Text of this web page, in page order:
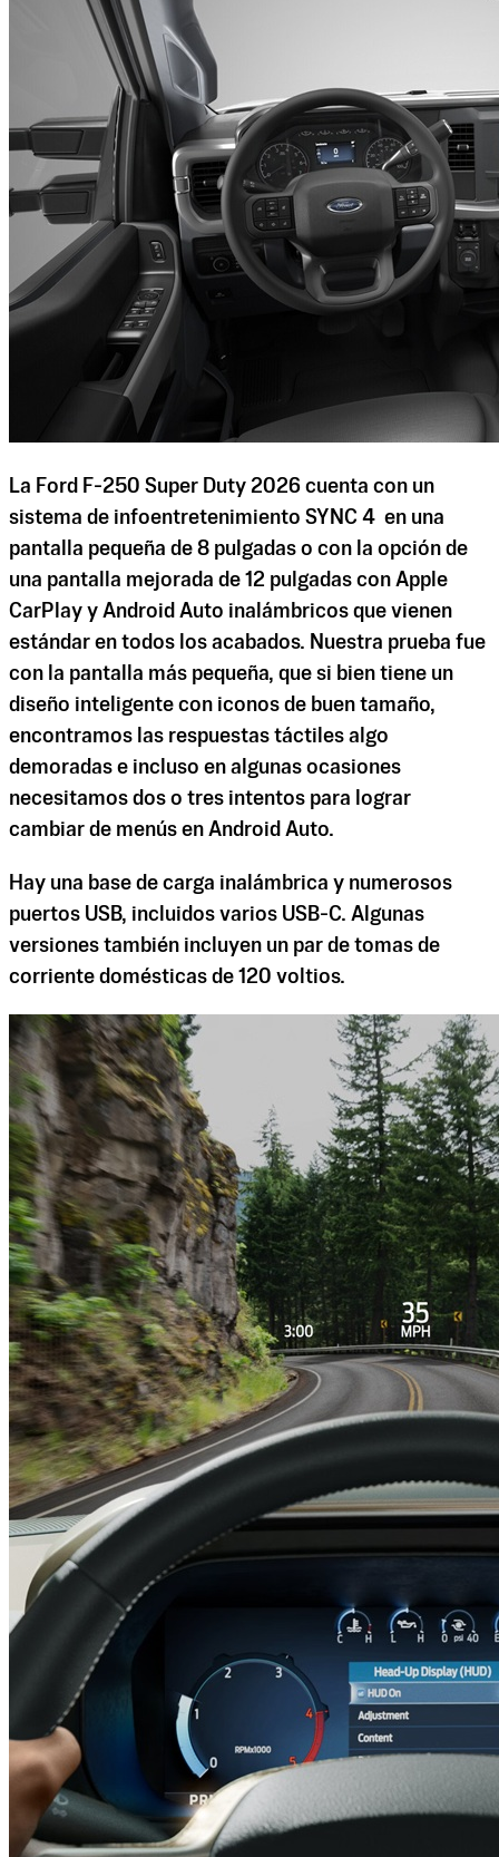
La Ford F-250 Super Duty 2026 cuenta con un
sistema de infoentretenimiento SYNC 4 en una
pantalla pequeña de 8 pulgadas o con la opción de
una pantalla mejorada de 12 pulgadas con Apple
CarPlay y Android Auto inalámbricos que vienen
estándar en todos los acabados. Nuestra prueba fue
con la pantalla más pequeña, que si bien tiene un
diseño inteligente con iconos de buen tamaño,
encontramos las respuestas táctiles algo
demoradas e incluso en algunas ocasiones
necesitamos dos o tres intentos para lograr
cambiar de menús en Android Auto.
Hay una base de carga inalámbrica y numerosos
puertos USB, incluidos varios USB-C. Algunas
versiones también incluyen un par de tomas de
corriente domésticas de 120 voltios.